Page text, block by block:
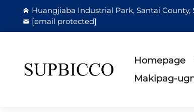
Huangjiaba Industrial Park, Santai County,
[email protected]
Homepage
Makipag-